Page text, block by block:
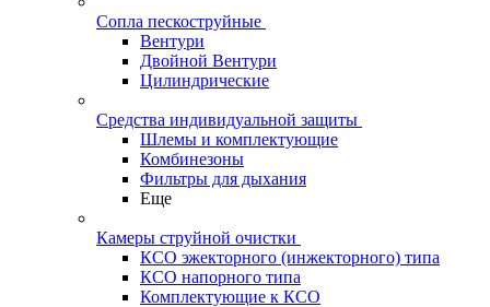
Сопла пескоструйные
Вентури
Двойной Вентури
Цилиндрические
Средства индивидуальной защиты
Шлемы и комплектующие
Комбинезоны
Фильтры для дыхания
Еще
Камеры струйной очистки
КСО эжекторного (инжекторного) типа
КСО напорного типа
Комплектующие к КСО